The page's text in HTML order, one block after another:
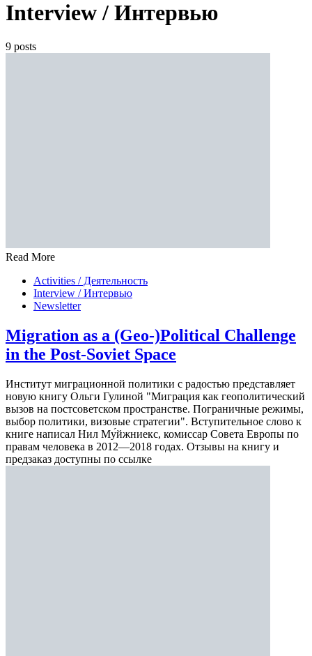
Interview / Интервью
9 posts
Read More
Activities / Деятельность
Interview / Интервью
Newsletter
Migration as a (Geo-)Political Challenge
in the Post-Soviet Space
Институт миграционной политики с радостью представляет
новую книгу Ольги Гулиной "Миграция как геополитический
вызов на постсоветском пространстве. Пограничные режимы,
выбор политики, визовые стратегии". Вступительное слово к
книге написал Нил Му́йжниекс, комиссар Совета Европы по
правам человека в 2012—2018 годах. Отзывы на книгу и
предзаказ доступны по ссылке